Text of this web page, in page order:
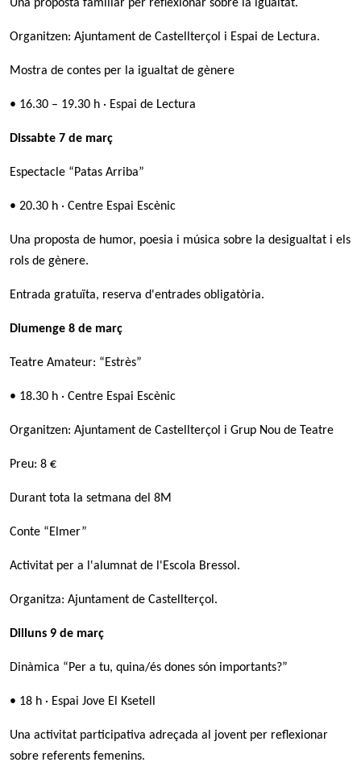
Una proposta familiar per reflexionar sobre la igualtat.
Organitzen: Ajuntament de Castellterçol i Espai de Lectura.
Mostra de contes per la igualtat de gènere
• 16.30 – 19.30 h · Espai de Lectura
Dissabte 7 de març
Espectacle “Patas Arriba”
• 20.30 h · Centre Espai Escènic
Una proposta de humor, poesia i música sobre la desigualtat i els
rols de gènere.
Entrada gratuïta, reserva d'entrades obligatòria.
Diumenge 8 de març
Teatre Amateur: “Estrès”
• 18.30 h · Centre Espai Escènic
Organitzen: Ajuntament de Castellterçol i Grup Nou de Teatre
Preu: 8 €
Durant tota la setmana del 8M
Conte “Elmer”
Activitat per a l'alumnat de l'Escola Bressol.
Organitza: Ajuntament de Castellterçol.
Dilluns 9 de març
Dinàmica “Per a tu, quina/és dones són importants?”
• 18 h · Espai Jove El Ksetell
Una activitat participativa adreçada al jovent per reflexionar
sobre referents femenins.